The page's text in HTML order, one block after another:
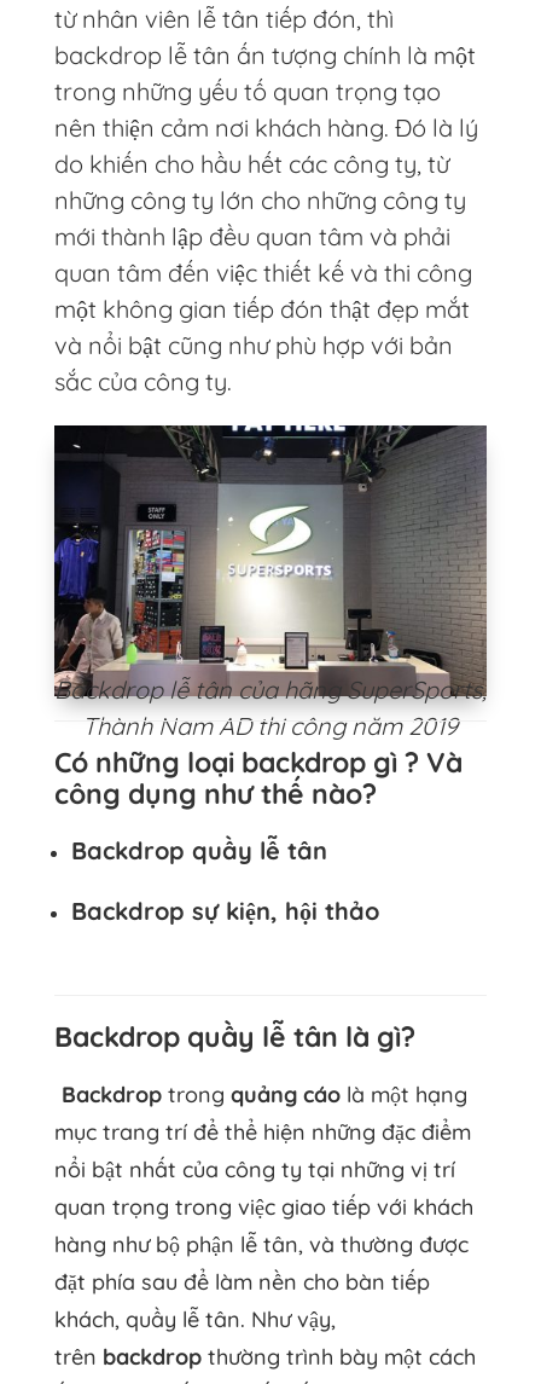
từ nhân viên lễ tân tiếp đón, thì
backdrop lễ tân ấn tượng chính là một
trong những yếu tố quan trọng tạo
nên thiện cảm nơi khách hàng. Đó là lý
do khiến cho hầu hết các công ty, từ
những công ty lớn cho những công ty
mới thành lập đều quan tâm và phải
quan tâm đến việc thiết kế và thi công
một không gian tiếp đón thật đẹp mắt
và nổi bật cũng như phù hợp với bản
sắc của công ty.
Backdrop lễ tân của hãng SuperSports,
Thành Nam AD thi công năm 2019
Có những loại backdrop gì ? Và
công dụng như thế nào?
Backdrop quầy lễ tân
Backdrop sự kiện, hội thảo
Backdrop quầy lễ tân là gì?
Backdroptrong quảng cáolà một hạng
mục trang trí để thể hiện những đặc điểm
nổi bật nhất của công ty tại những vị trí
quan trọng trong việc giao tiếp với khách
hàng như bộ phận lễ tân, và thường được
đặt phía sau để làm nền cho bàn tiếp
khách, quầy lễ tân. Như vậy,
trên backdropthường trình bày một cách